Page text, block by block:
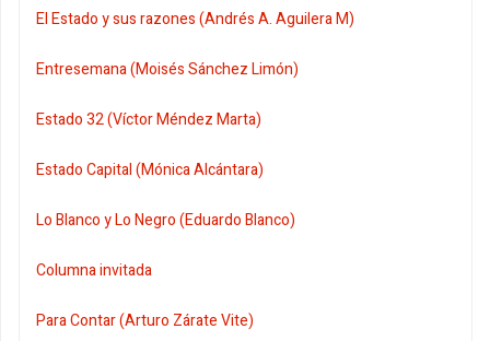
El Estado y sus razones (Andrés A. Aguilera M)
Entresemana (Moisés Sánchez Limón)
Estado 32 (Víctor Méndez Marta)
Estado Capital (Mónica Alcántara)
Lo Blanco y Lo Negro (Eduardo Blanco)
Columna invitada
Para Contar (Arturo Zárate Vite)